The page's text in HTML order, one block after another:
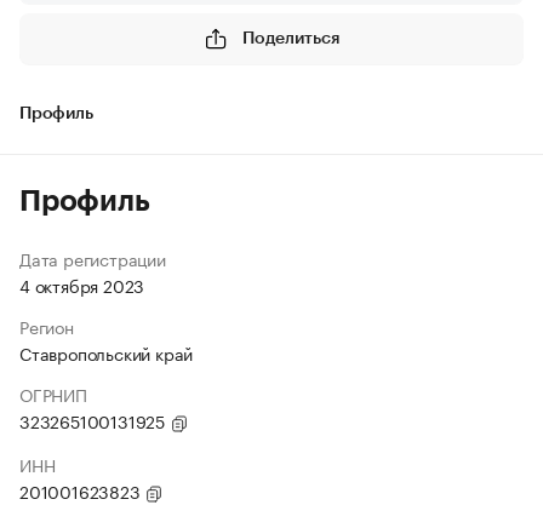
Поделиться
Профиль
Профиль
Дата регистрации
4 октября 2023
Регион
Ставропольский край
ОГРНИП
323265100131925
ИНН
201001623823